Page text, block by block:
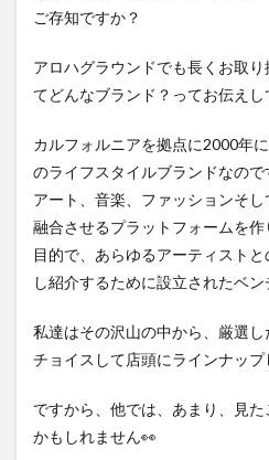
ご存知ですか？
アロハグラウンドでも長くお取
てどんなブランド？ってお伝えし
カルフォルニアを拠点に2000年
のライフスタイルブランドなので
アート、音楽、ファッションそ
融合させるプラットフォームを
目的で、あらゆるアーティスト
し紹介するために設立されたベン
私達はその沢山の中から、厳選
チョイスして店頭にラインナップ
ですから、他では、あまり、見
かもしれません👀